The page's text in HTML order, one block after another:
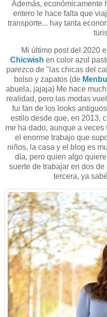
Además, económicamente
entero le hace falta que
transporte... hay tanta
Mi último post del 2020
Chicwish en color azul
parezco de "las chicas del
bolso y zapatos (de
abuela, jajaja) Me hace
realidad, pero las modas
fui fan de los looks
estilo desde que, en 2013,
me ha dado, aunque a
el enorme trabajo que
niños, la casa y el blog es
día, pero quien algo
suerte de trabajar en dos
tercera, ya